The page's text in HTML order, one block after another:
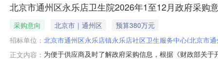
北京市通州区永乐店卫生院2026年1至12月政府采购
采购意向 北京市｜通州区
预算380万元
招标单位： 北京市通州区永乐店镇永乐店社区卫生服务中心(北京市
正文内容： 为便于供应商及时了解政府采购信息，根据《财政部关